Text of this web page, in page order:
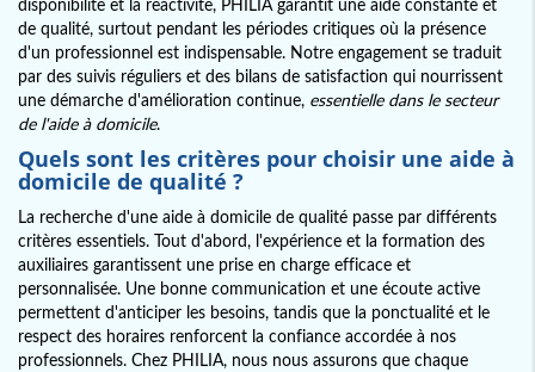
disponibilité et la réactivité, PHILIA garantit une aide constante et
de qualité, surtout pendant les périodes critiques où la présence
d'un professionnel est indispensable. Notre engagement se traduit
par des suivis réguliers et des bilans de satisfaction qui nourrissent
une démarche d'amélioration continue, essentielle dans le secteur
de l'aide à domicile.
Quels sont les critères pour choisir une aide à
domicile de qualité ?
La recherche d'une aide à domicile de qualité passe par différents
critères essentiels. Tout d'abord, l'expérience et la formation des
auxiliaires garantissent une prise en charge efficace et
personnalisée. Une bonne communication et une écoute active
permettent d'anticiper les besoins, tandis que la ponctualité et le
respect des horaires renforcent la confiance accordée à nos
professionnels. Chez PHILIA, nous nous assurons que chaque